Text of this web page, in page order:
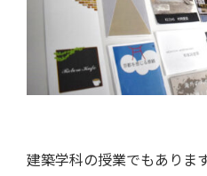
建築学科の授業でもありま